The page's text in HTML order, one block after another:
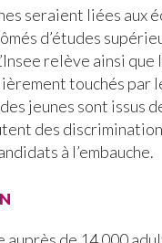
seraient liées aux
d’études
relève ainsi que
touchés par
jeunes sont issus
des
à l’embauche.